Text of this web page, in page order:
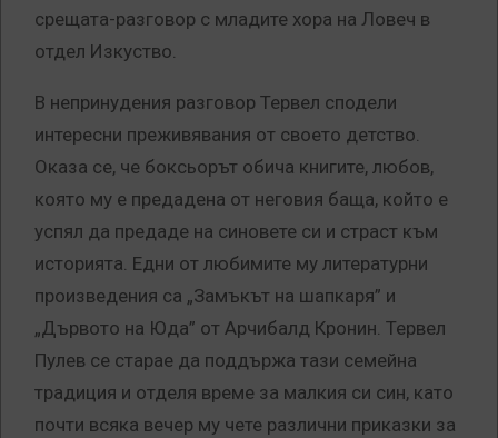
срещата-разговор с младите хора на Ловеч в
отдел Изкуство.
В непринудения разговор Тервел сподели
интересни преживявания от своето детство.
Оказа се, че боксьорът обича книгите, любов,
която му е предадена от неговия баща, който е
успял да предаде на синовете си и страст към
историята. Едни от любимите му литературни
произведения са „Замъкът на шапкаря” и
„Дървото на Юда” от Арчибалд Кронин. Тервел
Пулев се старае да поддържа тази семейна
традиция и отделя време за малкия си син, като
почти всяка вечер му чете различни приказки за